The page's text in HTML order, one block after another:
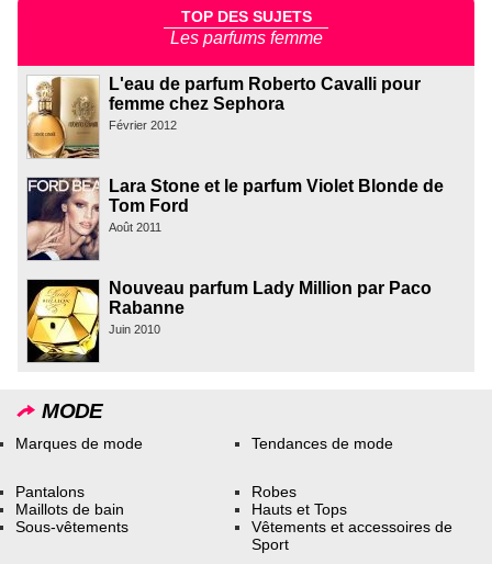
TOP DES SUJETS
Les parfums femme
L'eau de parfum Roberto Cavalli pour
femme chez Sephora
Février 2012
Lara Stone et le parfum Violet Blonde de
Tom Ford
Août 2011
Nouveau parfum Lady Million par Paco
Rabanne
Juin 2010
MODE
Marques de mode Tendances de mode
Pantalons
Maillots de bain
Sous-vêtements
Robes
Hauts et Tops
Vêtements et accessoires de
Sport